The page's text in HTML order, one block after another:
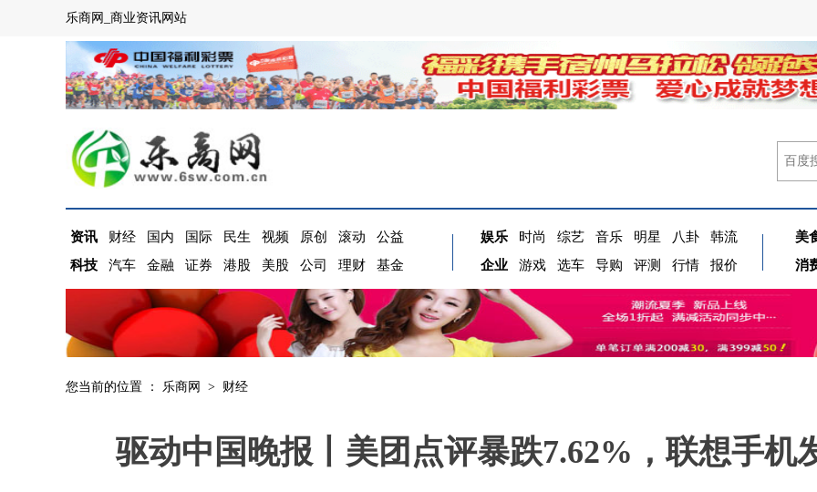
乐商网_商业资讯网站
资讯 财经 国内 国际 民生 视频 原创 滚动
公益
科技
汽车 金融 证券 港股 美股 公司 理财 基金
娱乐 时尚 综艺 音乐 明星 八卦
韩流
企业
游戏 选车 导购 评测 行情 报价
美
消
您当前的位置 ： 乐商网 > 财经
驱动中国晚报丨美团点评暴跌7.62%，联想手机